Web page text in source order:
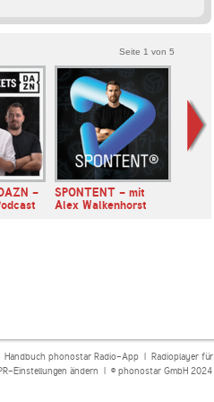
Seite 1 von 5
-
SPONTENT - mit
Alex Walkenhorst
Handbuch phonostar Radio-App| Radioplayer für
Einstellungen ändern | © phonostar GmbH 2024